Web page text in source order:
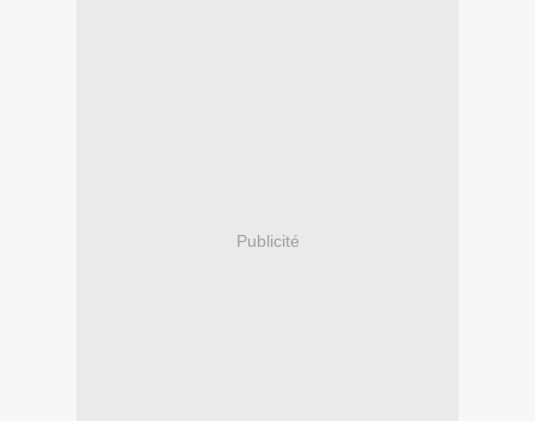
Publicité